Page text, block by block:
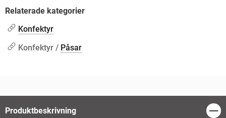
Relaterade kategorier
Konfektyr
Konfektyr / Påsar
Produktbeskrivning